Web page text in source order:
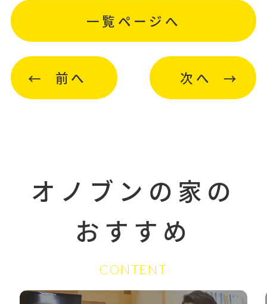
前へ
一覧ページへ
次へ
オノブンの家の
おすすめ
CONTENT